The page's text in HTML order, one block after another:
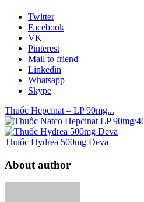
Twitter
Facebook
VK
Pinterest
Mail to friend
Linkedin
Whatsapp
Skype
Thuốc Hepcinat – LP 90mg...
Thuốc Hydrea 500mg Deva
About author